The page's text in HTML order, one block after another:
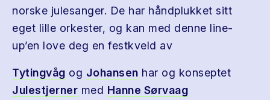
norske julesanger. De har håndplukket sitt
eget lille orkester, og kan med denne line-
up’en love deg en festkveld av
Tytingvåg og Johansen har og konseptet
Julestjerner med Hanne Sørvaag